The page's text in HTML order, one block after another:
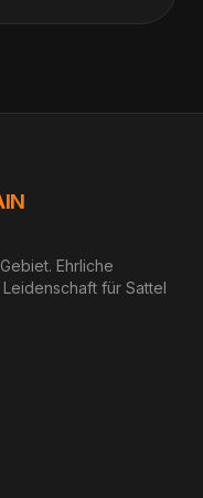
Ehrliche
für Sattel